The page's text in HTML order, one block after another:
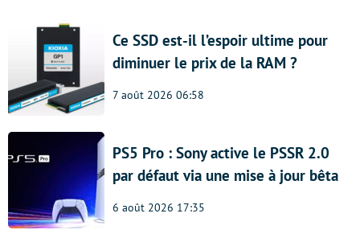
Ce SSD est-il l’espoir ultime pour
diminuer le prix de la RAM ?
7 août 2026 06:58
PS5 Pro : Sony active le PSSR 2.0
par défaut via une mise à jour bêta
6 août 2026 17:35